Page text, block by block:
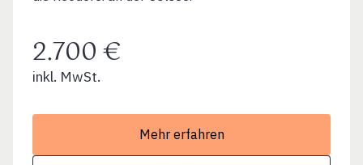
2.700 €
inkl. MwSt.
Mehr erfahren